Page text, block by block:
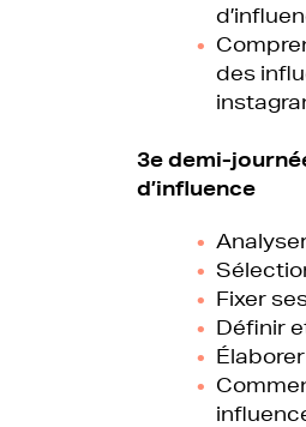
des
3e demi-
d’influence
Fixer
Définir